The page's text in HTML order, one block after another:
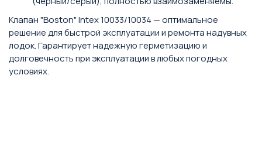
Клапан "Boston" Intex 10033/10034 — оптимальное
решение для быстрой эксплуатации и ремонта надувных
лодок. Гарантирует надежную герметизацию и
долговечность при эксплуатации в любых погодных
условиях.